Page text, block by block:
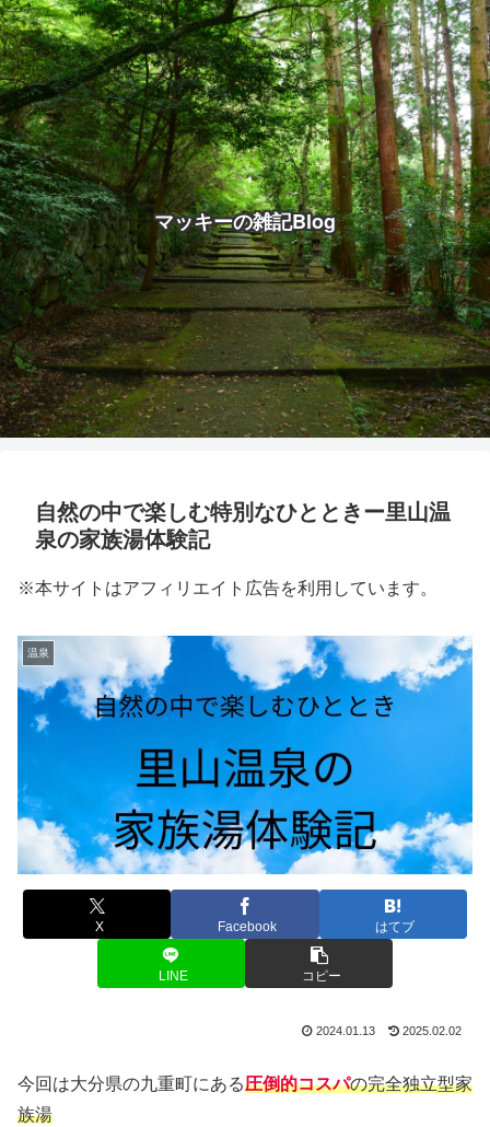
マッキーの雑記Blog
自然の中で楽しむ特別なひとときー里山温
泉の家族湯体験記
※本サイトはアフィリエイト広告を利用しています。
温泉
X Facebook はてブ
LINE コピー
2024.01.13 2025.02.02
今回は大分県の九重町にある圧倒的コスパの完全独立型家
族湯